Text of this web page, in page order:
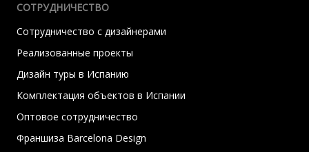
СОТРУДНИЧЕСТВО
Сотрудничество с дизайнерами
Реализованные проекты
Дизайн туры в Испанию
Комплектация объектов в Испании
Оптовое сотрудничество
Франшиза Barcelona Design